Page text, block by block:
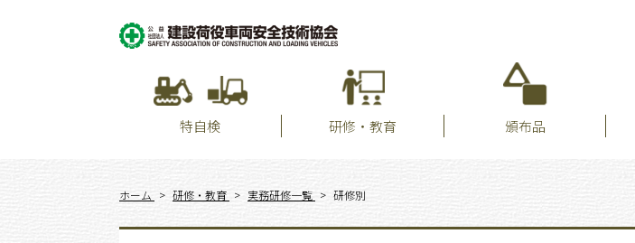
特自検 研修・教育 頒布品
ホーム 研修・教育 実務研修一覧 研修別